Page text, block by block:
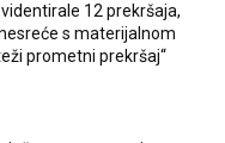
12 prekršaja,
s materijalnom
prometni prekršaj“